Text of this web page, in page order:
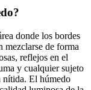
donde los bordes
mezclarse de forma
reflejos en el
y cualquier sujeto
nítida. El húmedo